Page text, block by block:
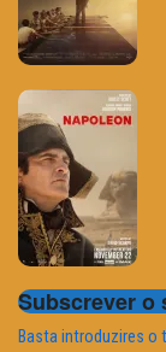
Subscrever o
Basta introduzires o